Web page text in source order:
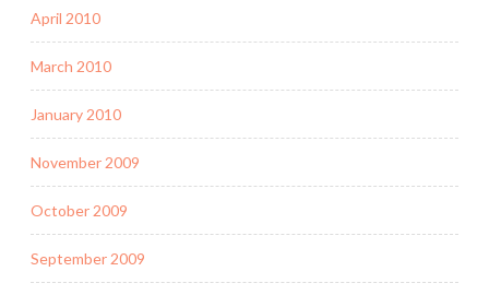
April 2010
March 2010
January 2010
November 2009
October 2009
September 2009